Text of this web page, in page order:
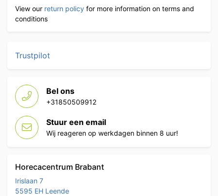
View our return policy for more information on terms and
conditions
Trustpilot
Bel ons
+31850509912
Stuur een email
Wij reageren op werkdagen binnen 8 uur!
Horecacentrum Brabant
Irislaan 7
5595 EH Leende